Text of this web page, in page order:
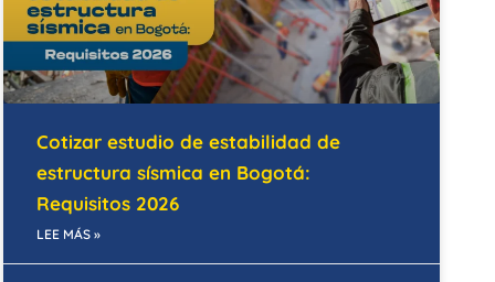
Cotizar estudio de estabilidad de
estructura sísmica en Bogotá:
Requisitos 2026
LEE MÁS »